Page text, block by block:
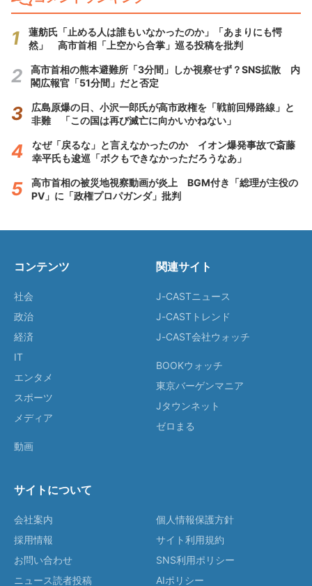
蓮舫氏「止める人は誰もいなかったのか」「あまりにも愕
然」 高市首相「上空から合掌」巡る投稿を批判
高市首相の熊本避難所「3分間」しか視察せず？SNS拡散 内
閣広報官「51分間」だと否定
広島原爆の日、小沢一郎氏が高市政権を「戦前回帰路線」と
非難 「この国は再び滅亡に向かいかねない」
なぜ「戻るな」と言えなかったのか イオン爆発事故で斎藤
幸平氏も逡巡「ボクもできなかっただろうなあ」
高市首相の被災地視察動画が炎上 BGM付き「総理が主役の
PV」に「政権プロパガンダ」批判
コンテンツ
社会
政治
経済
IT
エンタメ
スポーツ
メディア
動画
関連サイト
J-CASTニュース
J-CASTトレンド
J-CAST会社ウォッチ
BOOKウォッチ
東京バーゲンマニア
Jタウンネット
ゼロまる
サイトについて
会社案内
採用情報
お問い合わせ
ニュース読者投稿
個人情報保護方針
サイト利用規約
SNS利用ポリシー
AIポリシー